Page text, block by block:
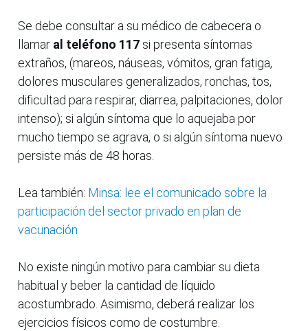
Se debe consultar a su médico de cabecera o
llamar al teléfono 117 si presenta síntomas
extraños, (mareos, náuseas, vómitos, gran fatiga,
dolores musculares generalizados, ronchas, tos,
dificultad para respirar, diarrea, palpitaciones, dolor
intenso); si algún síntoma que lo aquejaba por
mucho tiempo se agrava, o si algún síntoma nuevo
persiste más de 48 horas.
Lea también: Minsa: lee el comunicado sobre la
participación del sector privado en plan de
vacunación
No existe ningún motivo para cambiar su dieta
habitual y beber la cantidad de líquido
acostumbrado. Asimismo, deberá realizar los
ejercicios físicos como de costumbre.